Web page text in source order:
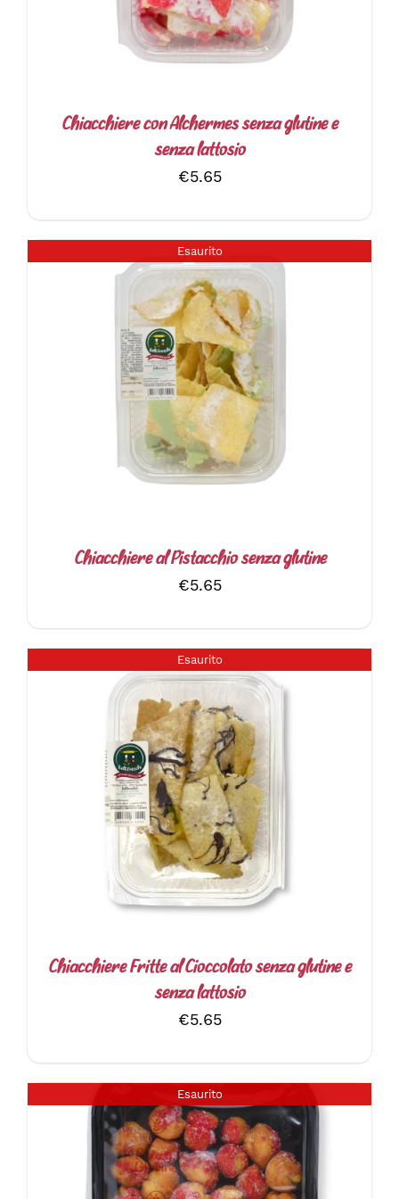
Chiacchiere con Alchermes senza glutine e
senza lattosio
€5.65
Esaurito
DETTAGLI
Chiacchiere al Pistacchio senza glutine
€5.65
Esaurito
DETTAGLI
Chiacchiere Fritte al Cioccolato senza glutine e
senza lattosio
€5.65
Esaurito